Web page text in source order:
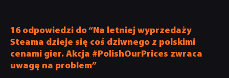
16 odpowiedzi do “Na letniej wyprzedaży
Steama dzieje się coś dziwnego z polskimi
cenami gier. Akcja #PolishOurPrices zwraca
uwagę na problem”